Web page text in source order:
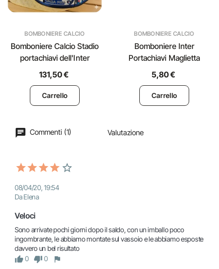
BOMBONIERE CALCIO
Bomboniere Calcio Stadio
portachiavi dell'Inter
131,50 €
Carrello
BOMBONIERE CALCIO
Bomboniere Inter
Portachiavi Maglietta
5,80 €
Carrello
Commenti (1) Valutazione
08/04/20, 19:54
Da Elena
Veloci
Sono arrivate pochi giorni dopo il saldo, con un imballo poco
ingombrante, le abbiamo montate sul vassoio e le abbiamo esposte
davvero un bel risultato
0
0